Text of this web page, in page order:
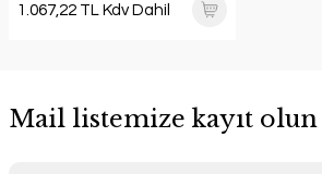
1.067,22 TL Kdv Dahil
Mail listemize kayıt olun